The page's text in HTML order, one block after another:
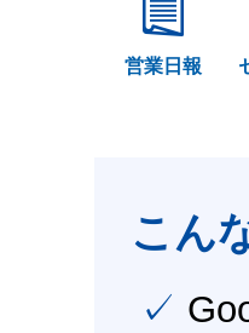
営業日報
こん
✓ Google Workspace（旧G Suite） を社内で導入